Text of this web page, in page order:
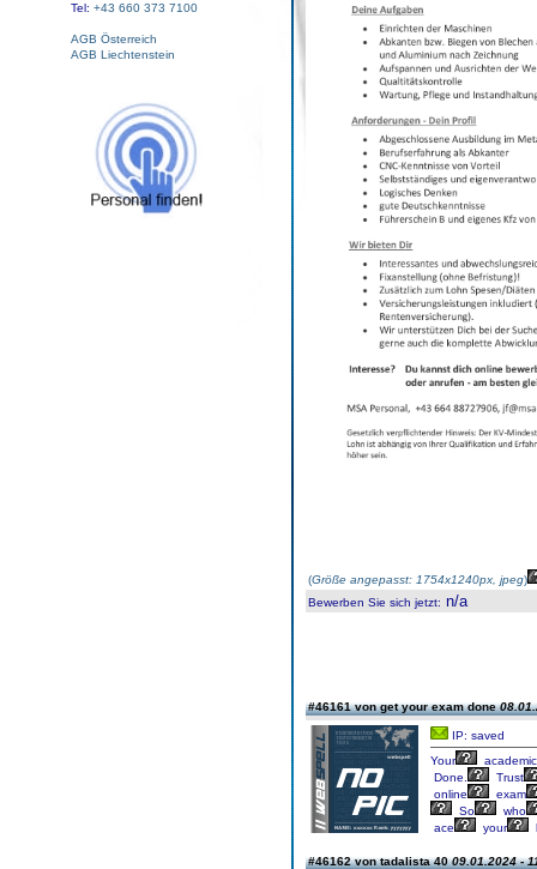
Tel: +43 660 373 7100
AGB Österreich
AGB Liechtenstein
(Größe angepasst: 1754x1240px, jpeg)
Bewerben Sie sich jetzt: n/a
#46161 von get your exam done
IP: saved
Your
academic
Done.
Trust
online
exam
So
who
ace
your
#46162 von tadalista 4009.01.2024 -